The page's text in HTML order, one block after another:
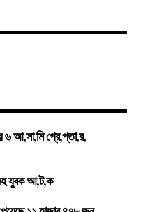
৬ আ,সা,মি গ্রে,প্তা,র,
যুবক আ,ট,ক